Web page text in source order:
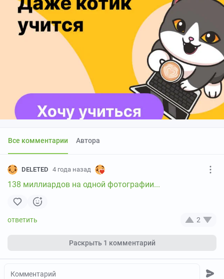
Все комментарии Автора
DELETED 4 года назад
138 миллиардов на одной фотографии...
2
Раскрыть 1 комментарий